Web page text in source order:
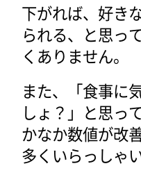
下がれば、好き
られる、と思っ
くありません。
また、「食事に
しょ？」と思っ
かなか数値が改
多くいらっしゃ